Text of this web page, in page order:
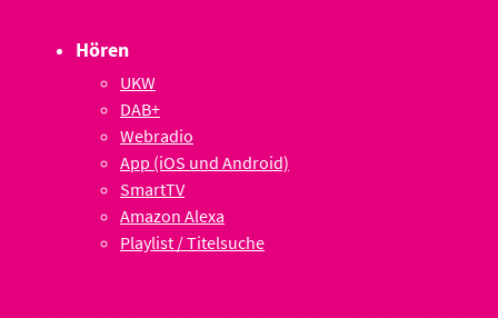
Hören
UKW
DAB+
Webradio
App (iOS und Android)
SmartTV
Amazon Alexa
Playlist / Titelsuche